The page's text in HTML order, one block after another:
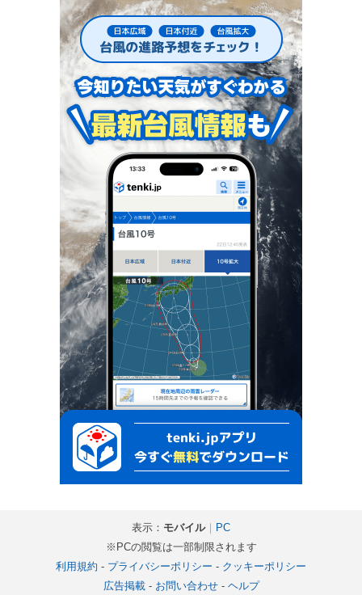
表示： モバイル｜ PC
※PCの閲覧は一部制限されます
利用規約 - プライバシーポリシー - クッキーポリシー
広告掲載- お問い合わせ- ヘルプ